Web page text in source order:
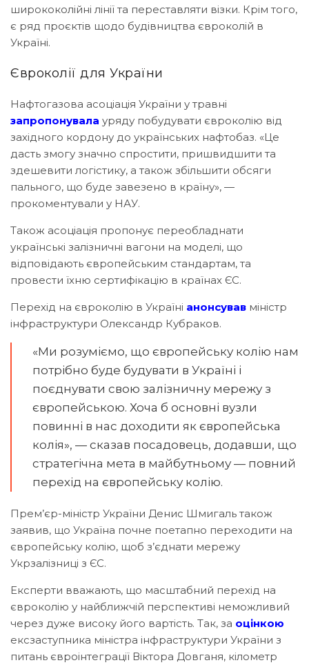
ширококолійні лінії та переставляти візки. Крім того,
є ряд проєктів щодо будівництва євроколій в
Україні.
Євроколії для України
Нафтогазова асоціація України у травні
запропонувала уряду побудувати євроколію від
західного кордону до українських нафтобаз. «Це
дасть змогу значно спростити, пришвидшити та
здешевити логістику, а також збільшити обсяги
пального, що буде завезено в країну», —
прокоментували у НАУ.
Також асоціація пропонує переобладнати
українські залізничні вагони на моделі, що
відповідають європейським стандартам, та
провести їхню сертифікацію в країнах ЄС.
Перехід на євроколію в Україні анонсував міністр
інфраструктури Олександр Кубраков.
«Ми розуміємо, що європейську колію нам
потрібно буде будувати в Україні і
поєднувати свою залізничну мережу з
європейською. Хоча б основні вузли
повинні в нас доходити як європейська
колія», — сказав посадовець, додавши, що
стратегічна мета в майбутньому — повний
перехід на європейську колію.
Прем’єр-міністр України Денис Шмигаль також
заявив, що Україна почне поетапно переходити на
європейську колію, щоб з’єднати мережу
Укрзалізниці з ЄС.
Експерти вважають, що масштабний перехід на
євроколію у найближчій перспективі неможливий
через дуже високу його вартість. Так, за оцінкою
ексзаступника міністра інфраструктури України з
питань євроінтеграції Віктора Довганя, кілометр